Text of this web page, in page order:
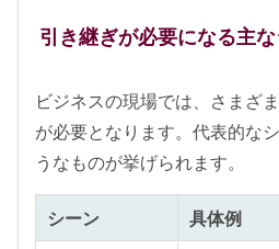
引き継ぎが必要になる主
ビジネスの現場では、さまざ
が必要となります。代表的な
うなものが挙げられます。
シーン 具体例